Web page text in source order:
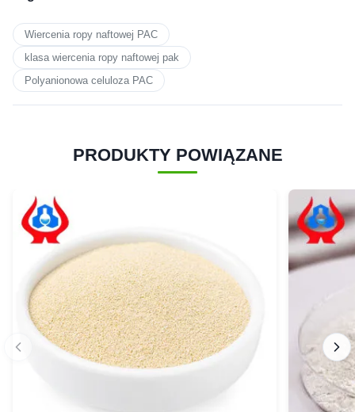
Wiercenia ropy naftowej PAC
klasa wiercenia ropy naftowej pak
Polyanionowa celuloza PAC
PRODUKTY POWIĄZANE